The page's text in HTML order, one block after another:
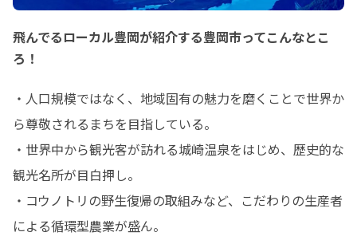
飛んでるローカル豊岡が紹介する豊岡市ってこんなとこ
ろ！
・人口規模ではなく、地域固有の魅力を磨くことで世界か
ら尊敬されるまちを目指している。
・世界中から観光客が訪れる城崎温泉をはじめ、歴史的な
観光名所が目白押し。
・コウノトリの野生復帰の取組みなど、こだわりの生産者
による循環型農業が盛ん。